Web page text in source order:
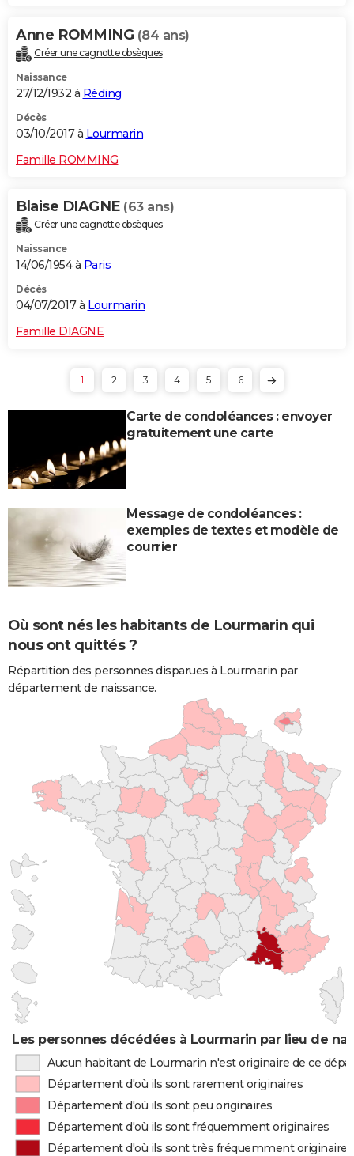
Anne ROMMING (84 ans)
Créer une cagnotte obsèques
Naissance
27/12/1932 à Réding
Décès
03/10/2017 à Lourmarin
Famille ROMMING
Blaise DIAGNE (63 ans)
Créer une cagnotte obsèques
Naissance
14/06/1954 à Paris
Décès
04/07/2017 à Lourmarin
Famille DIAGNE
1 2 3 4 5 6
Carte de condoléances : envoyer
gratuitement une carte
Message de condoléances :
exemples de textes et modèle de
courrier
Où sont nés les habitants de Lourmarin qui
nous ont quittés ?
Répartition des personnes disparues à Lourmarin par
département de naissance.
Les personnes décédées à Lourmarin par lieu de
Aucun habitant de Lourmarin n'est originaire de ce
Département d'où ils sont rarement originaires
Département d'où ils sont peu originaires
Département d'où ils sont fréquemment originaires
Département d'où ils sont très fréquemment originaires